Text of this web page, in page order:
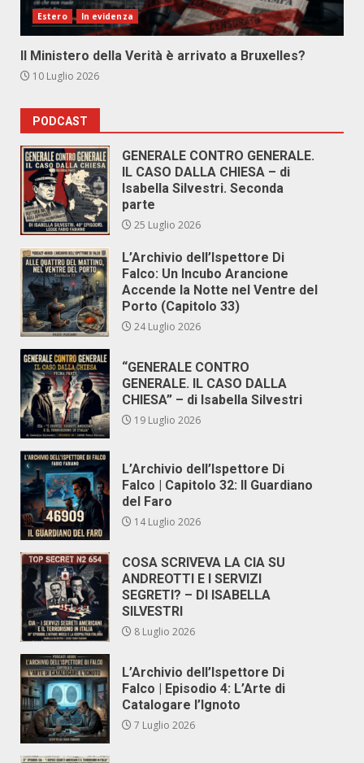
Estero In evidenza
Il Ministero della Verità è arrivato a Bruxelles?
10 Luglio 2026
PODCAST
GENERALE CONTRO GENERALE.
IL CASO DALLA CHIESA – di
Isabella Silvestri. Seconda
parte
25 Luglio 2026
L’Archivio dell’Ispettore Di
Falco: Un Incubo Arancione
Accende la Notte nel Ventre del
Porto (Capitolo 33)
24 Luglio 2026
“GENERALE CONTRO
GENERALE. IL CASO DALLA
CHIESA” – di Isabella Silvestri
19 Luglio 2026
L’Archivio dell’Ispettore Di
Falco | Capitolo 32: Il Guardiano
del Faro
14 Luglio 2026
COSA SCRIVEVA LA CIA SU
ANDREOTTI E I SERVIZI
SEGRETI? – DI ISABELLA
SILVESTRI
8 Luglio 2026
L’Archivio dell’Ispettore Di
Falco | Episodio 4: L’Arte di
Catalogare l’Ignoto
7 Luglio 2026